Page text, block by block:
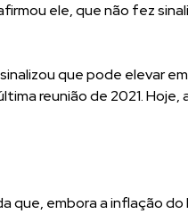
ele, que não fez
que pode elevar em
reunião de 2021. Hoje,
que, embora a inflação do